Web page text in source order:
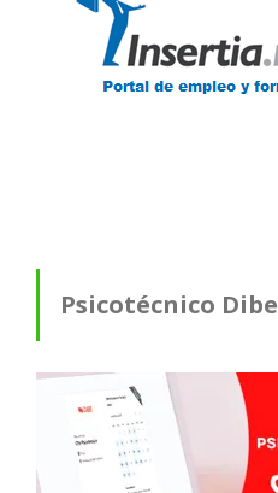
Psicotécnico Dibe